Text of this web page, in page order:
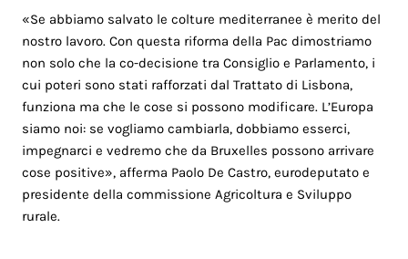
«Se abbiamo salvato le colture mediterranee è merito del
nostro lavoro. Con questa riforma della Pac dimostriamo
non solo che la co-decisione tra Consiglio e Parlamento, i
cui poteri sono stati rafforzati dal Trattato di Lisbona,
funziona ma che le cose si possono modificare. L’Europa
siamo noi: se vogliamo cambiarla, dobbiamo esserci,
impegnarci e vedremo che da Bruxelles possono arrivare
cose positive», afferma Paolo De Castro, eurodeputato e
presidente della commissione Agricoltura e Sviluppo
rurale.